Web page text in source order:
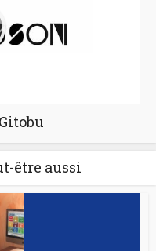
être aussi